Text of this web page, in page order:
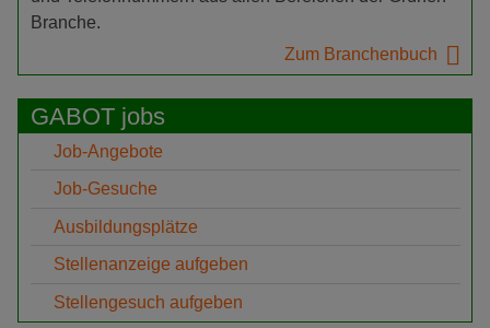
Branche.
Zum Branchenbuch
GABOT jobs
Job-Angebote
Job-Gesuche
Ausbildungsplätze
Stellenanzeige aufgeben
Stellengesuch aufgeben